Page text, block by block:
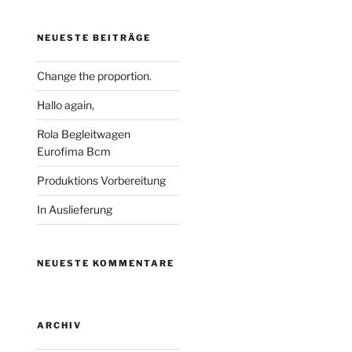
NEUESTE BEITRÄGE
Change the proportion.
Hallo again,
Rola Begleitwagen
Eurofima Bcm
Produktions Vorbereitung
In Auslieferung
NEUESTE KOMMENTARE
ARCHIV